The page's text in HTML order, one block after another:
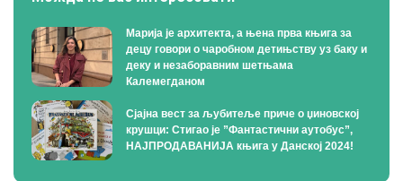
Марија је архитекта, а њена прва књига за
децу говори о чаробном детињству уз баку и
деку и незаборавним шетњама
Калемегданом
Сјајна вест за љубитеље приче о џиновској
крушци: Стигао је ”Фантастични аутобус”,
НАЈПРОДАВАНИЈА књига у Данској 2024!